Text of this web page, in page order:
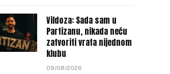
Vildoza: Sada sam u
Partizanu, nikada neću
zatvoriti vrata nijednom
klubu
09/08/2026